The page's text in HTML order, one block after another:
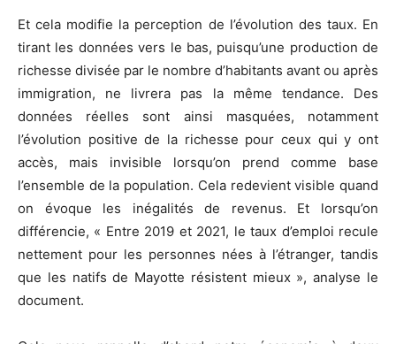
Et cela modifie la perception de l’évolution des taux. En
tirant les données vers le bas, puisqu’une production de
richesse divisée par le nombre d’habitants avant ou après
immigration, ne livrera pas la même tendance. Des
données réelles sont ainsi masquées, notamment
l’évolution positive de la richesse pour ceux qui y ont
accès, mais invisible lorsqu’on prend comme base
l’ensemble de la population. Cela redevient visible quand
on évoque les inégalités de revenus. Et lorsqu’on
différencie, « Entre 2019 et 2021, le taux d’emploi recule
nettement pour les personnes nées à l’étranger, tandis
que les natifs de Mayotte résistent mieux », analyse le
document.